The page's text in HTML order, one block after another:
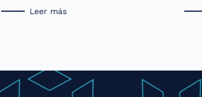
Leer más